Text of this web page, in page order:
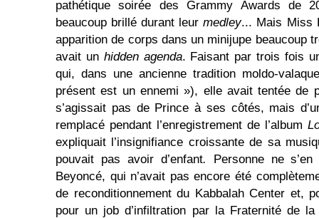
pathétique soirée des Grammy Awards de
beaucoup brillé durant leurmedley... Mais Miss
apparition de corps dans un minijupe beaucoup
avait un hidden agenda. Faisant par trois fois
qui, dans une ancienne tradition moldo-
présent est un ennemi »), elle avait tentée de
s’agissait pas de Prince à ses côtés, mais
remplacé pendant l’enregistrement de l’album
expliquait l’insignifiance croissante de sa
pouvait pas avoir d’enfant. Personne ne
Beyoncé, qui n’avait pas encore été
de reconditionnement du Kabbalah Center et,
pour un job d’infiltration par la Fraternité de